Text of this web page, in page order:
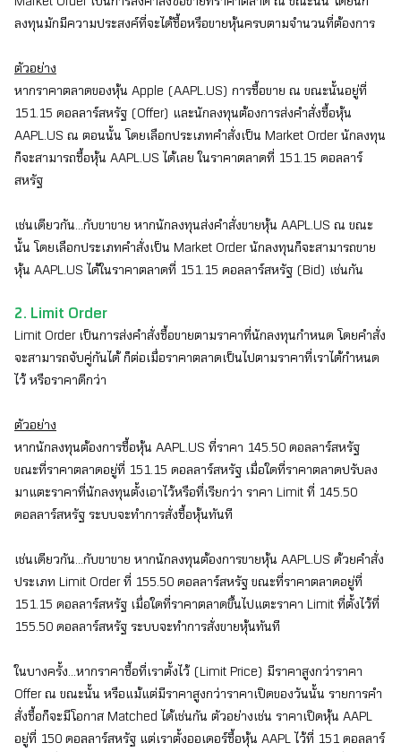
ลงทุนมักมีความประสงค์ที่จะได้ซื้อหรือขายหุ้นครบตามจำนวนที่ต้องการ
ตัวอย่าง
หากราคาตลาดของหุ้น Apple (AAPL.US) การซื้อขาย ณ ขณะนั้นอยู่ที่
151.15 ดอลลาร์สหรัฐ (Offer) และนักลงทุนต้องการส่งคำสั่งซื้อหุ้น
AAPL.US ณ ตอนนั้น โดยเลือกประเภทคำสั่งเป็น Market Order นักลงทุน
ก็จะสามารถซื้อหุ้น AAPL.USได้เลย ในราคาตลาดที่ 151.15 ดอลลาร์
สหรัฐ
เช่นเดียวกัน...กับขาขาย หากนักลงทุนส่งคำสั่งขายหุ้น AAPL.US ณ ขณะ
นั้น โดยเลือกประเภทคำสั่งเป็น Market Order นักลงทุนก็จะสามารถขาย
หุ้น AAPL.USได้ในราคาตลาดที่ 151.15 ดอลลาร์สหรัฐ (Bid) เช่นกัน
2. Limit Order
Limit Order เป็นการส่งคำสั่งซื้อขายตามราคาที่นักลงทุนกำหนด โดยคำสั่ง
จะสามารถจับคู่กันได้ ก็ต่อเมื่อราคาตลาดเป็นไปตามราคาที่เราได้กำหนด
ไว้ หรือราคาดีกว่า
ตัวอย่าง
หากนักลงทุนต้องการซื้อหุ้น AAPL.US ที่ราคา 145.50 ดอลลาร์สหรัฐ
ขณะที่ราคาตลาดอยู่ที่ 151.15 ดอลลาร์สหรัฐ เมื่อใดที่ราคาตลาดปรับลง
มาแตะราคาที่นักลงทุนตั้งเอาไว้หรือที่เรียกว่า ราคา Limit ที่ 145.50
ดอลลาร์สหรัฐ ระบบจะทำการสั่งซื้อหุ้นทันที
เช่นเดียวกัน...กับขาขาย หากนักลงทุนต้องการขายหุ้น AAPL.US ด้วยคำสั่ง
ประเภท Limit Order ที่ 155.50 ดอลลาร์สหรัฐ ขณะที่ราคาตลาดอยู่ที่
151.15 ดอลลาร์สหรัฐ เมื่อใดที่ราคาตลาดขึ้นไปแตะราคา Limit ที่ตั้งไว้ที่
155.50 ดอลลาร์สหรัฐ ระบบจะทำการสั่งขายหุ้นทันที
ในบางครั้ง...หากราคาซื้อที่เราตั้งไว้ (Limit Price) มีราคาสูงกว่าราคา
Offer ณ ขณะนั้น หรือแม้แต่มีราคาสูงกว่าราคาเปิดของวันนั้น รายการคำ
สั่งซื้อก็จะมีโอกาส Matched ได้เช่นกัน ตัวอย่างเช่น ราคาเปิดหุ้น AAPL
อยู่ที่ 150 ดอลลาร์สหรัฐ แต่เราตั้งออเดอร์ซื้อหุ้น AAPL ไว้ที่ 151 ดอลลาร์